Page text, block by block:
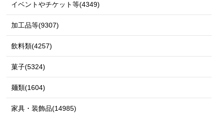
イベントやチケット等(4349)
加工品等(9307)
飲料類(4257)
菓子(5324)
麺類(1604)
家具・装飾品(14985)